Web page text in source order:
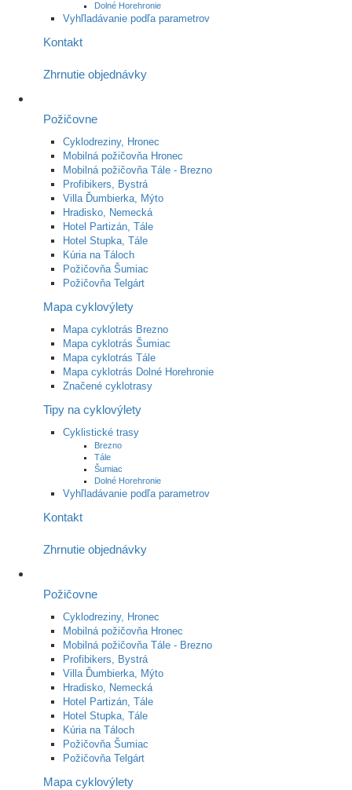
Dolné Horehronie
Vyhľladávanie podľa parametrov
Kontakt
Zhrnutie objednávky
Požičovne
Cyklodreziny, Hronec
Mobilná požičovňa Hronec
Mobilná požičovňa Tále - Brezno
Profibikers, Bystrá
Villa Ďumbierka, Mýto
Hradisko, Nemecká
Hotel Partizán, Tále
Hotel Stupka, Tále
Kúria na Táloch
Požičovňa Šumiac
Požičovňa Telgárt
Mapa cyklovýlety
Mapa cyklotrás Brezno
Mapa cyklotrás Šumiac
Mapa cyklotrás Tále
Mapa cyklotrás Dolné Horehronie
Značené cyklotrasy
Tipy na cyklovýlety
Cyklistické trasy
Brezno
Tále
Šumiac
Dolné Horehronie
Vyhľladávanie podľa parametrov
Kontakt
Zhrnutie objednávky
Požičovne
Cyklodreziny, Hronec
Mobilná požičovňa Hronec
Mobilná požičovňa Tále - Brezno
Profibikers, Bystrá
Villa Ďumbierka, Mýto
Hradisko, Nemecká
Hotel Partizán, Tále
Hotel Stupka, Tále
Kúria na Táloch
Požičovňa Šumiac
Požičovňa Telgárt
Mapa cyklovýlety